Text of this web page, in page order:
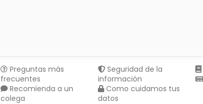
Preguntas más
frecuentes
Recomienda a un
colega
Seguridad de la
información
Como cuidamos tus
datos